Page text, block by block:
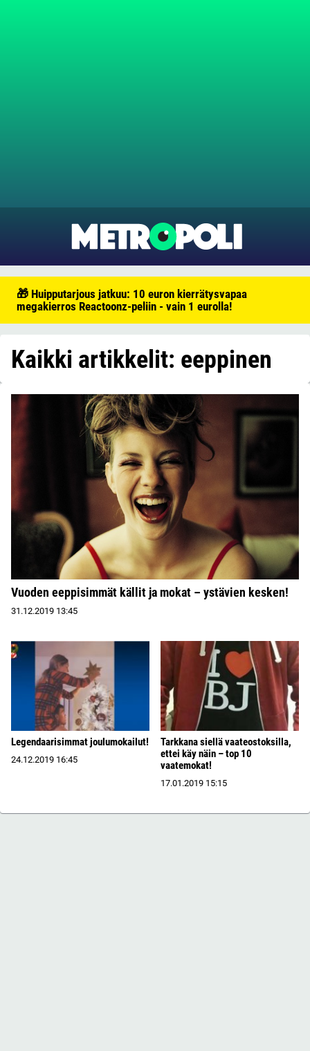
🎁 Huipputarjous jatkuu: 10 euron kierrätysvapaa
megakierros Reactoonz-peliin - vain 1 eurolla!
Kaikki artikkelit: eeppinen
Vuoden eeppisimmät källit ja mokat – ystävien kesken!
31.12.2019 13:45
Legendaarisimmat joulumokailut!
24.12.2019 16:45
Tarkkana siellä vaateostoksilla,
ettei käy näin – top 10
vaatemokat!
17.01.2019 15:15